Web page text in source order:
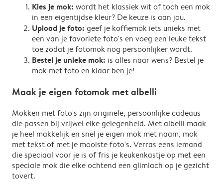
Kies je mok: wordt het klassiek wit of toch een mok
in een eigentijdse kleur? De keuze is aan jou.
Upload je foto: geef je koffiemok iets unieks met
een van je favoriete foto's en voeg een leuke tekst
toe zodat je fotomok nog persoonlijker wordt.
Bestel je unieke mok: is alles naar wens? Bestel je
mok met foto en klaar ben je!
Maak je eigen fotomok met albelli
Mokken met foto's zijn originele, persoonlijke cadeaus
die passen bij vrijwel elke gelegenheid. Met albelli maak
je heel makkelijk en snel je eigen mok met naam, mok
met tekst of met je mooiste foto's. Verras eens iemand
die speciaal voor je is of fris je keukenkastje op met een
speciale mok die elke ochtend een glimlach op je gezicht
tovert.